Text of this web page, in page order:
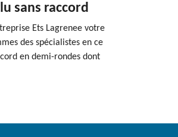
sans raccord
Ets Lagrenee votre
des spécialistes en ce
en demi-rondes dont